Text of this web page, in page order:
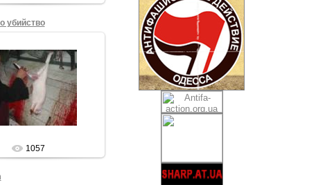
убийство
27.08.2009
Sham69
1057